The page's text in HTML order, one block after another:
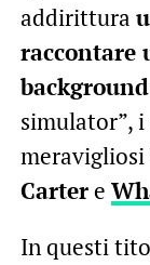
addirittura
raccontare
background
simulator”,
meravigliosi
Cartere
In questi